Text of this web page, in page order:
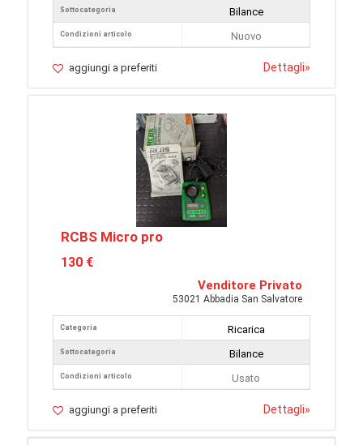
Sottocategoria
Condizioni articolo
Bilance
Nuovo
aggiungi a preferiti Dettagli»
RCBS Micro pro
130 €
Venditore Privato
53021 Abbadia San Salvatore
Categoria
Sottocategoria
Condizioni articolo
Ricarica
Bilance
Usato
aggiungi a preferiti Dettagli»